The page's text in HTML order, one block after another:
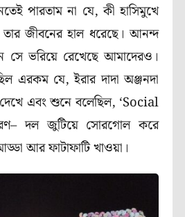
পারতাম না যে, কী হাসিমুখে
জীবনের হাল ধরেছে। আনন্দ
সে ভরিয়ে রেখেছে আমাদেরও।
এরকম যে, ইরার দাদা অঞ্জনদা
এবং শুনে বলেছিল, ‘Social
দল জুটিয়ে সোরগোল করে
আর ফাটাফাটি খাওয়া।